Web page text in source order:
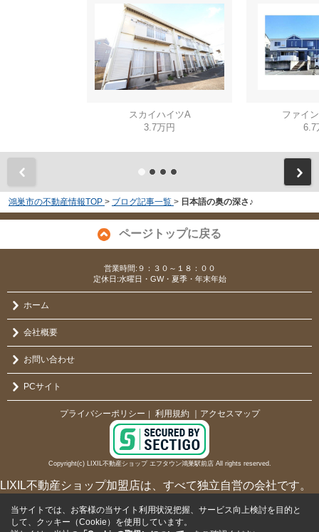
スカイハイツA
3.7万円
ファイ
6.7
鴻巣市の不動産情報TOP > ブログ記事一覧 > 日本語の奥の深さ♪
ページトップに戻る
営業時間:９：３０～１８：００
定休日:水曜日・GW・夏季・年末年始
ホーム
会社概要
お問い合わせ
PCサイト
プライバシーポリシー ｜ 利用規約 ｜アクセスマップ
Copyright(c) LIXIL不動産ショップ エフタウン鴻巣駅前店 All rights reserved.
LIXIL不動産ショップ加盟店は、すべて独立自営の会社です。
当サイトでは、お客様の当サイト利用状況把握、サービス向上検討を目的と
して、クッキー（Cookie）を使用しています。